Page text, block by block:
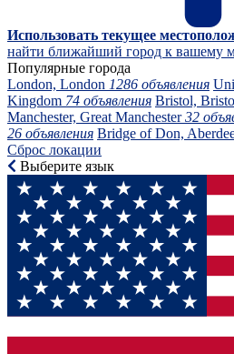
Использовать текущее
найти ближайший город к вашему
Популярные города
London, London 1286 объявления
Kingdom 74 объявления Bristol,
Manchester, Great Manchester32
26 объявления Bridge of Don,
Сброс локации
Выберите язык